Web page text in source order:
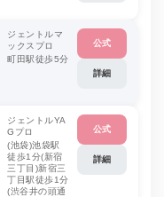
ジェントルマ
ックスプロ
町田駅徒歩5分
公式
詳細
ジェントルYA
Gプロ
(池袋)池袋駅
徒歩1分(新宿
三丁目)新宿三
丁目駅徒歩1分
(渋谷井の頭通
公式
詳細